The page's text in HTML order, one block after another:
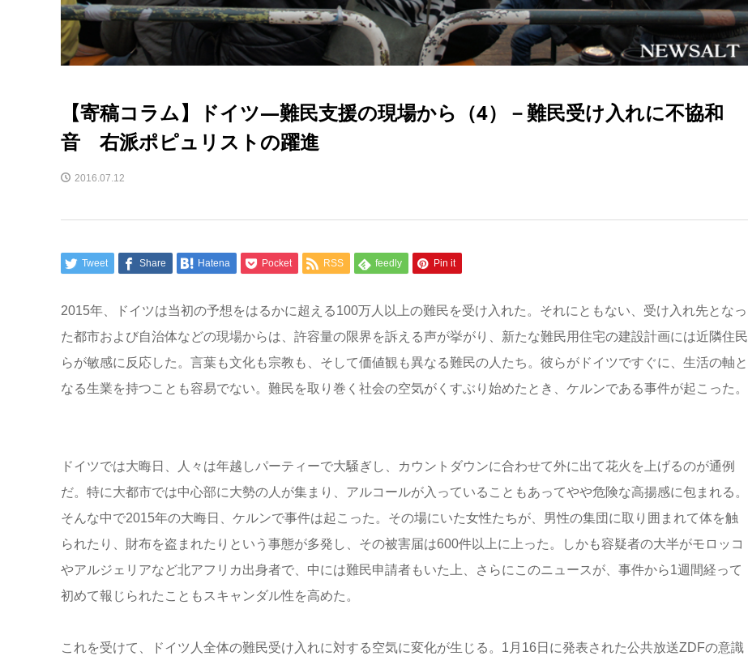
【寄稿コラム】ドイツ―難民支援の現場から（4）－難民受け入れに不協和
音 右派ポピュリストの躍進
2016.07.12
Tweet Share Hatena Pocket RSS feedly Pin it
2015年、ドイツは当初の予想をはるかに超える100万人以上の難民を受け入れた。それにともない、受け入れ先となっ
た都市および自治体などの現場からは、許容量の限界を訴える声が挙がり、新たな難民用住宅の建設計画には近隣住民
らが敏感に反応した。言葉も文化も宗教も、そして価値観も異なる難民の人たち。彼らがドイツですぐに、生活の軸と
なる生業を持つことも容易でない。難民を取り巻く社会の空気がくすぶり始めたとき、ケルンである事件が起こった。
ドイツでは大晦日、人々は年越しパーティーで大騒ぎし、カウントダウンに合わせて外に出て花火を上げるのが通例
だ。特に大都市では中心部に大勢の人が集まり、アルコールが入っていることもあってやや危険な高揚感に包まれる。
そんな中で2015年の大晦日、ケルンで事件は起こった。その場にいた女性たちが、男性の集団に取り囲まれて体を触
られたり、財布を盗まれたりという事態が多発し、その被害届は600件以上に上った。しかも容疑者の大半がモロッコ
やアルジェリアなど北アフリカ出身者で、中には難民申請者もいた上、さらにこのニュースが、事件から1週間経って
初めて報じられたこともスキャンダル性を高めた。
これを受けて、ドイツ人全体の難民受け入れに対する空気に変化が生じる。1月16日に発表された公共放送ZDFの意識